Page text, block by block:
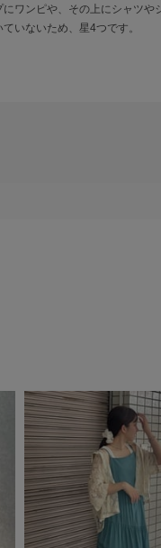
にワンピや、その上にシャツや
いないため、星4つです。